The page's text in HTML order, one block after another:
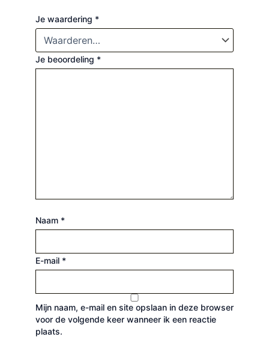
Je waardering *
Je beoordeling *
Naam *
E-mail *
Mijn naam, e-mail en site opslaan in deze browser
voor de volgende keer wanneer ik een reactie
plaats.